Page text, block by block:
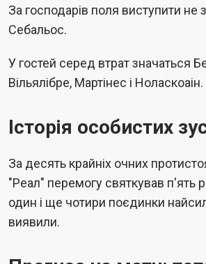
За господарів поля виступити не
Себальос.
У гостей серед втрат значаться
Вільялібре, Мартінес і Ноласкоаін.
Історія особистих
За десять крайніх очних
"Реал" перемогу святкував п'ять
один і ще чотири поєдинки
виявили.